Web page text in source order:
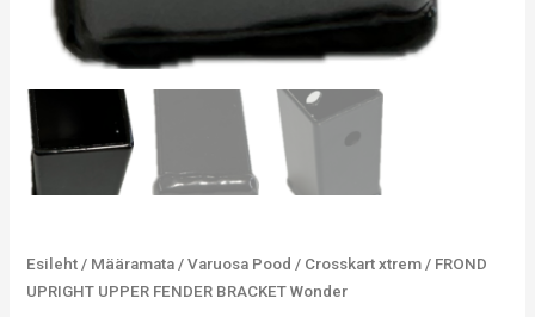
Esileht / Määramata /Varuosa Pood / Crosskart xtrem / FROND
UPRIGHT UPPER FENDER BRACKET Wonder